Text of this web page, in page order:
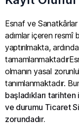
Esnaf ve Sanatkârlar
adımlar içeren resmî
yaptırılmakta,
olmanın yasal
tanımlanmaktadır.
başladıkları
ve durumu Ticaret
zorundadır​.